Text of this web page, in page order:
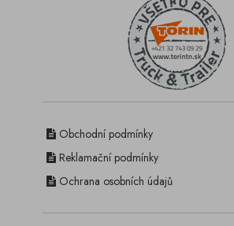
Obchodní podmínky
Reklamační podmínky
Ochrana osobních údajů